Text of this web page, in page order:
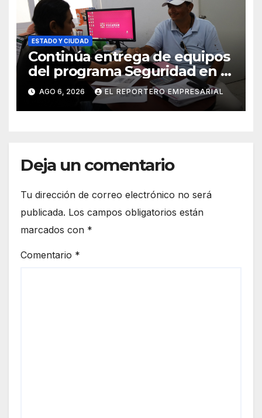
ESTADO Y CIUDAD
Continúa entrega de equipos
del programa Seguridad en el
Mar
AGO 6, 2026 EL REPORTERO EMPRESARIAL
Deja un comentario
Tu dirección de correo electrónico no será
publicada. Los campos obligatorios están
marcados con *
Comentario *